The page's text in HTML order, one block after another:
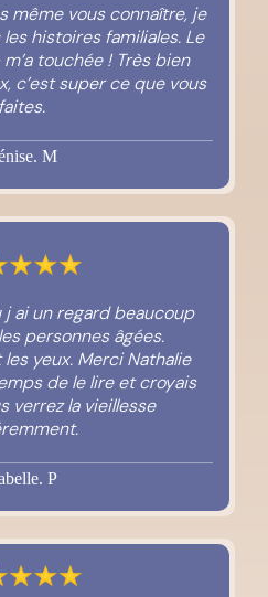
même vous connaître, je
histoires familiales. Le
touchée ! Très bien
c’est super ce que vous
faites.
M
j ai un regard beaucoup
personnes âgées.
les yeux. MerciNathalie
de le lire et croyais
verrez la vieillesse
P